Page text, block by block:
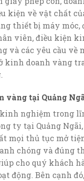
kiện về vật chất
thiết bị máy móc,
viên, điều kiện
và các yêu cầu về
kinh doanh vàng
vàng tại Quảng
nghiệm trong
ty tại Quảng
mọi thủ tục mở
chóng và đúng
cho quý khách
động. Bên cạnh